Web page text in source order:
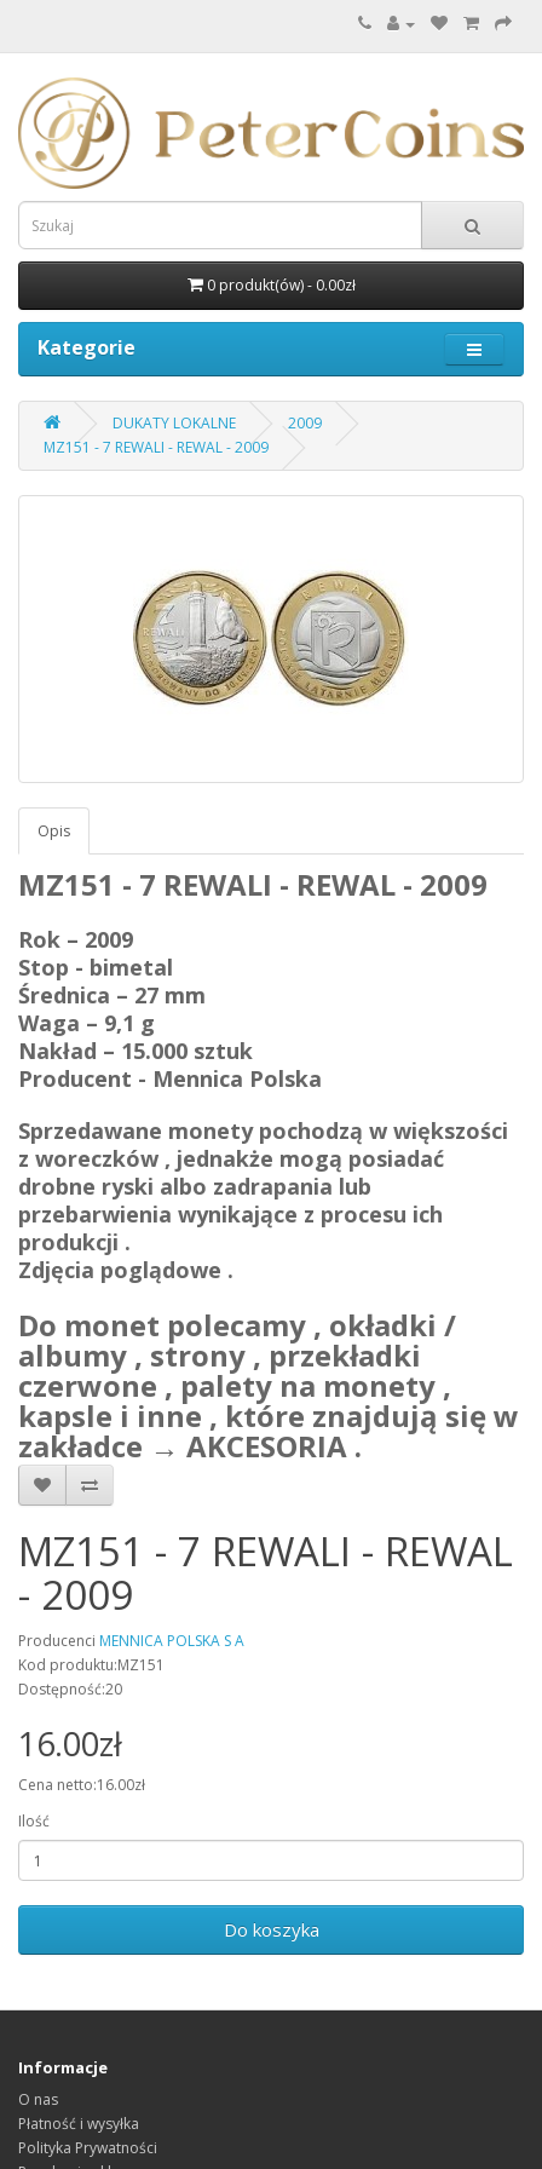
0 produkt(ów) - 0.00zł
Kategorie
DUKATY LOKALNE
2009
MZ151 - 7 REWALI - REWAL - 2009
Opis
MZ151 - 7 REWALI - REWAL - 2009
Rok – 2009
Stop - bimetal
Średnica – 27 mm
Waga – 9,1 g
Nakład – 15.000 sztuk
Producent - Mennica Polska
Sprzedawane monety pochodzą w większości
z woreczków , jednakże mogą posiadać
drobne ryski albo zadrapania lub
przebarwienia wynikające z procesu ich
produkcji .
Zdjęcia poglądowe .
Do monet polecamy , okładki /
albumy , strony , przekładki
czerwone , palety na monety ,
kapsle i inne , które znajdują się w
zakładce → AKCESORIA .
MZ151 - 7 REWALI - REWAL
- 2009
Producenci MENNICA POLSKA S A
Kod produktu:MZ151
Dostępność:20
16.00zł
Cena netto:16.00zł
Ilość
Do koszyka
Informacje
O nas
Płatność i wysyłka
Polityka Prywatności